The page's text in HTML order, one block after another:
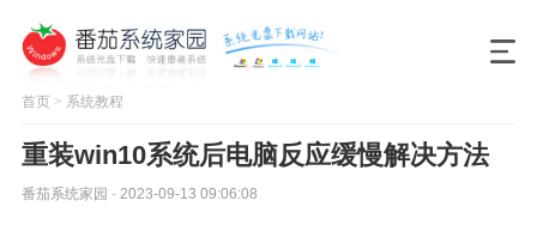
首页> 系统教程
重装win10系统后电脑反应缓慢解决方法
番茄系统家园 · 2023-09-13 09:06:08